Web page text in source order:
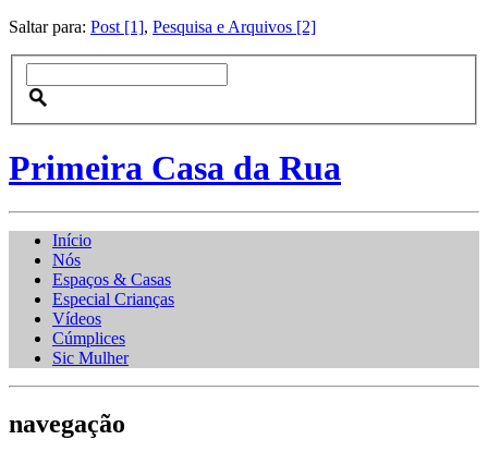
Saltar para: Post [1], Pesquisa e Arquivos [2]
Primeira Casa da Rua
Início
Nós
Espaços & Casas
Especial Crianças
Vídeos
Cúmplices
Sic Mulher
navegação